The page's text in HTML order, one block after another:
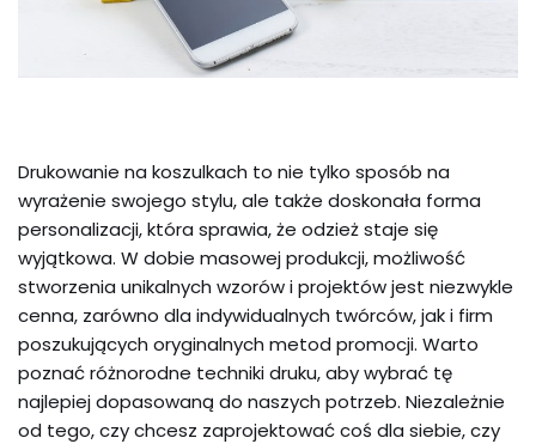
Drukowanie na koszulkach to nie tylko sposób na
wyrażenie swojego stylu, ale także doskonała forma
personalizacji, która sprawia, że odzież staje się
wyjątkowa. W dobie masowej produkcji, możliwość
stworzenia unikalnych wzorów i projektów jest niezwykle
cenna, zarówno dla indywidualnych twórców, jak i firm
poszukujących oryginalnych metod promocji. Warto
poznać różnorodne techniki druku, aby wybrać tę
najlepiej dopasowaną do naszych potrzeb. Niezależnie
od tego, czy chcesz zaprojektować coś dla siebie, czy